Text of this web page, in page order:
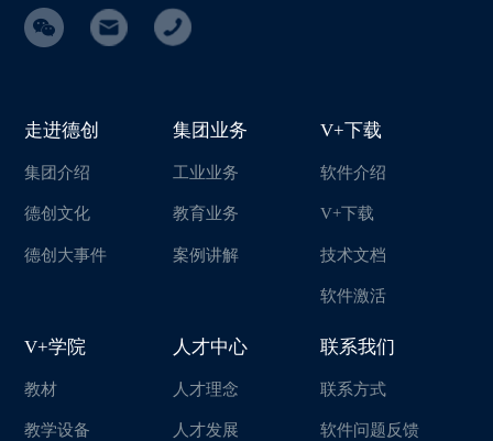
走进德创
集团介绍
德创文化
德创大事件
集团业务
工业业务
教育业务
案例讲解
V+下载
软件介绍
V+下载
技术文档
软件激活
V+学院
教材
教学设备
人才中心
人才理念
人才发展
联系我们
联系方式
软件问题反馈